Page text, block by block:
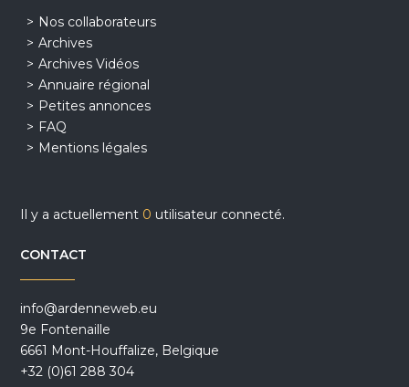
Nos collaborateurs
Archives
Archives Vidéos
Annuaire régional
Petites annonces
FAQ
Mentions légales
Il y a actuellement 0 utilisateur connecté.
CONTACT
info@ardenneweb.eu
9e Fontenaille
6661 Mont-Houffalize, Belgique
+32 (0)61 288 304